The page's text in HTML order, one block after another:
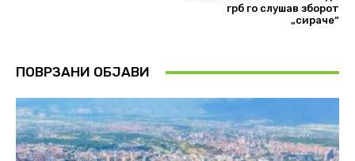
грб го слушав зборот
„сираче“
ПОВРЗАНИ ОБЈАВИ